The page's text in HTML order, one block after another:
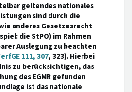
geltendes nationales
sind durch die
anderes Gesetzesrecht
die StPO) im Rahmen
Auslegung zu beachten
111, 307, 323). Hierbei
zu berücksichtigen, das
des EGMR gefunden
ist das nationale